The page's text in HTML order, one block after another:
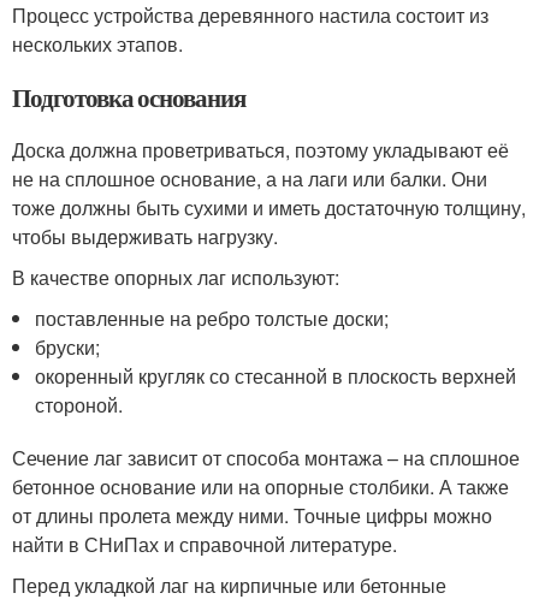
Процесс устройства деревянного настила состоит из
нескольких этапов.
Подготовка основания
Доска должна проветриваться, поэтому укладывают её
не на сплошное основание, а на лаги или балки. Они
тоже должны быть сухими и иметь достаточную толщину,
чтобы выдерживать нагрузку.
В качестве опорных лаг используют:
поставленные на ребро толстые доски;
бруски;
окоренный кругляк со стесанной в плоскость верхней
стороной.
Сечение лаг зависит от способа монтажа – на сплошное
бетонное основание или на опорные столбики. А также
от длины пролета между ними. Точные цифры можно
найти в СНиПах и справочной литературе.
Перед укладкой лаг на кирпичные или бетонные